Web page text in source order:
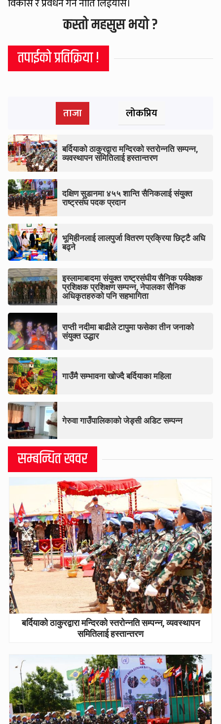
विकास र प्रवर्धन गर्ने नीति लिईयोस।
कस्तो महसुस भयो ?
तपाईको प्रतिक्रिया !
ताजा लोकप्रिय
बर्दियाको ठाकुरद्वारा मन्दिरको स्तरोन्नति सम्पन्न,
व्यवस्थापन समितिलाई हस्तान्तरण
दक्षिण सुडानमा ४५५ शान्ति सैनिकलाई संयुक्त
राष्ट्रसंघ पदक प्रदान
भूमिहीनलाई लालपुर्जा वितरण प्रक्रिया छिट्टै अघि
बढ्ने
इस्लामाबादमा संयुक्त राष्ट्रसंघीय सैनिक पर्यवेक्षक
प्रशिक्षक प्रशिक्षण सम्पन्न, नेपालका सैनिक
अधिकृतहरुको पनि सहभागिता
राप्ती नदीमा बाढीले टापुमा फसेका तीन जनाको
संयुक्त उद्धार
गाउँमै सम्भावना खोज्दै बर्दियाका महिला
गेरुवा गाउँपालिकाको जेड्सी अडिट सम्पन्न
सम्बन्धित खवर
बर्दियाको ठाकुरद्वारा मन्दिरको स्तरोन्नति सम्पन्न, व्यवस्थापन
समितिलाई हस्तान्तरण